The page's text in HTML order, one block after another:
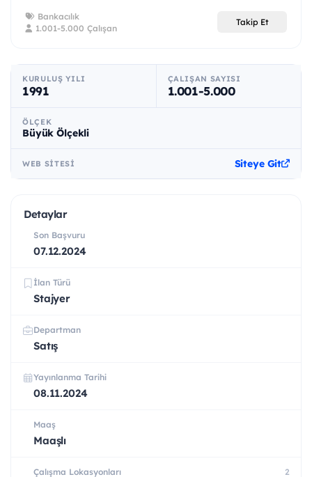
Bankacılık
1.001-5.000 Çalışan
Takip Et
KURULUŞ YILI
1991
ÇALIŞAN SAYISI
1.001-5.000
ÖLÇEK
Büyük Ölçekli
WEB SITESI Siteye Git
Detaylar
Son Başvuru
07.12.2024
İlan Türü
Stajyer
Departman
Satış
Yayınlanma Tarihi
08.11.2024
Maaş
Maaşlı
Çalışma Lokasyonları 2